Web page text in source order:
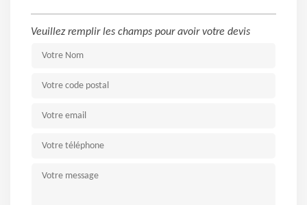
Veuillez remplir les champs pour avoir votre devis